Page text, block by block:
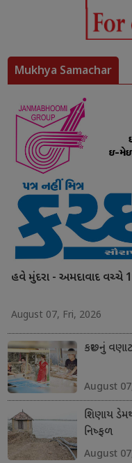
Mukhya Samachar
હવે મુંદરા - અમદાવાદ વચ્ચે
August 07, Fri, 2026
કચ્છનું
August
શિણાય
નિષ્ફળ
August